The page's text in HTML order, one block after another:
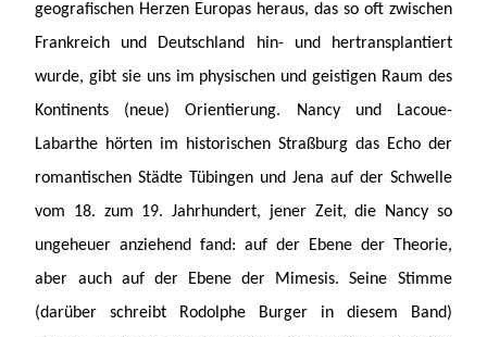
geografischen Herzen Europas heraus, das so oft zwischen
Frankreich und Deutschland hin- und hertransplantiert
wurde, gibt sie uns im physischen und geistigen Raum des
Kontinents (neue) Orientierung. Nancy und Lacoue-
Labarthe hörten im historischen Straßburg das Echo der
romantischen Städte Tübingen und Jena auf der Schwelle
vom 18. zum 19. Jahrhundert, jener Zeit, die Nancy so
ungeheuer anziehend fand: auf der Ebene der Theorie,
aber auch auf der Ebene der Mimesis. Seine Stimme
(darüber schreibt Rodolphe Burger in diesem Band)